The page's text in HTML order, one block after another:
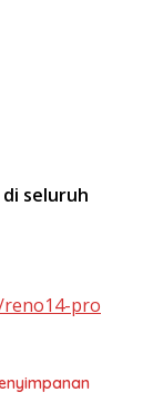
di seluruh
pro